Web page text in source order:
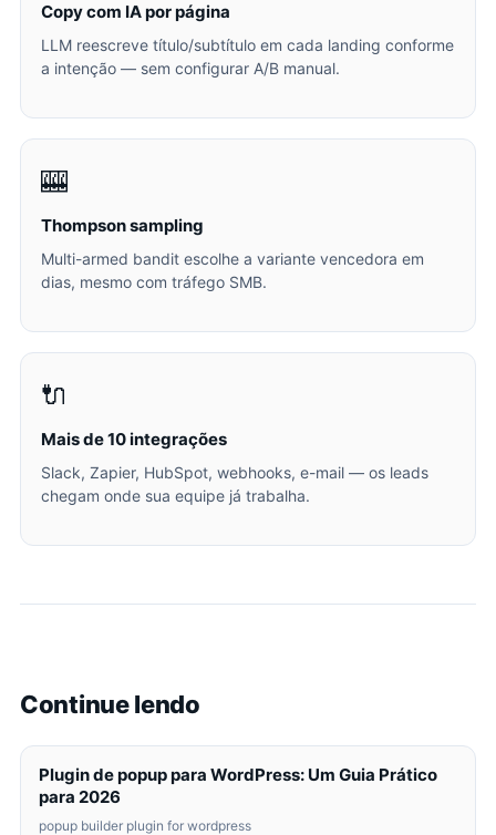
Copy com IA por página
LLM reescreve título/subtítulo em cada landing conforme
a intenção — sem configurar A/B manual.
🎰
Thompson sampling
Multi-armed bandit escolhe a variante vencedora em
dias, mesmo com tráfego SMB.
🔌
Mais de 10 integrações
Slack, Zapier, HubSpot, webhooks, e-mail — os leads
chegam onde sua equipe já trabalha.
Continue lendo
Plugin de popup para WordPress: Um Guia Prático
para 2026
popup builder plugin for wordpress